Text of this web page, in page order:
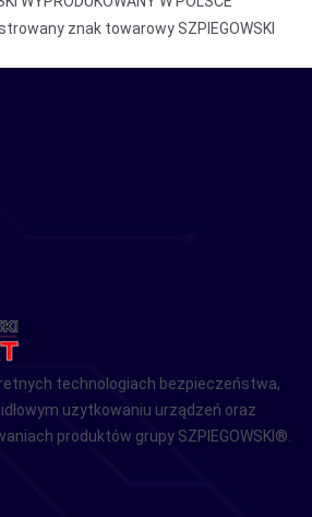
technologiach bezpieczeństwa,
użytkowaniu urządzeń oraz
produktów grupy SZPIEGOWSKI®.